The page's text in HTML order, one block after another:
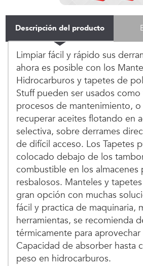
Descripción del producto
Limpiar fácil y rápido sus
ahora es posible con los
Hidrocarburos y tapetes de
Stuff pueden ser usados
procesos de mantenimiento,
recuperar aceites flotando en
selectiva, sobre derrames
de difícil acceso. Los Tapetes
colocado debajo de los
combustible en los almacenes
resbalosos. Manteles y
gran opción con muchas
fácil y practica de maquinaria,
herramientas, se recomienda
térmicamente para
Capacidad de absorber hasta
peso en hidrocarburos.